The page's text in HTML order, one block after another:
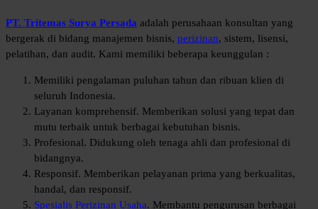
PT. Tritemas Surya Persada adalah perusahaan konsultan yang
bergerak di bidang manajemen bisnis, perizinan, sistem, lisensi,
pelatihan, dan audit. Kami memiliki beberapa keunggulan :
Memiliki pengalaman puluhan tahun dan ribuan klien di
seluruh Indonesia.
Layanan komprehensif. Memberikan solusi yang tepat dan
mutu terbaik untuk berbagai kebutuhan bisnis.
Profesional. Didukung oleh tenaga ahli dan profesional di
bidangnya.
Responsif. Memberikan pelayanan prima yang berkualitas,
handal, dan responsif.
Spesialis Perizinan Usaha. Membantu pengurusan berbagai